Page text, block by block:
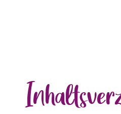
Inhalts